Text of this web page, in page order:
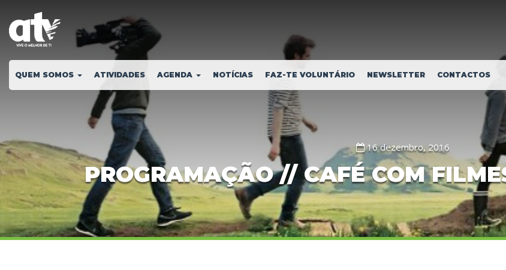
QUEM SOMOS ATIVIDADES AGENDA NOTÍCIAS FAZ-TE VOLUNTÁRIO NEWSLETTER CONTACTOS
16 dezembro, 2016
PROGRAMAÇÃO // CAFÉ COM